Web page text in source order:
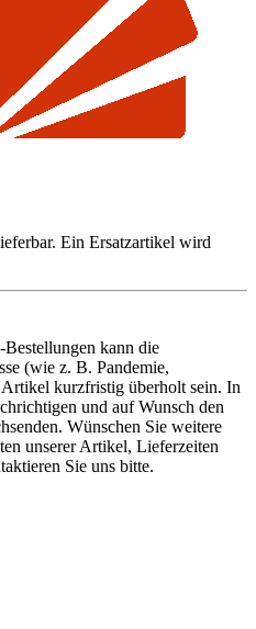
Ein Ersatzartikel wird
kann die
(wie z. B. Pandemie,
kurzfristig überholt sein. In
und auf Wunsch den
Wünschen Sie weitere
unserer Artikel, Lieferzeiten
Sie uns bitte.